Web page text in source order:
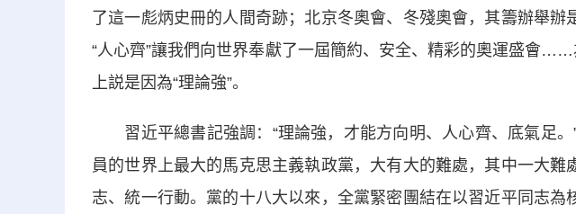
了這一彪炳史冊的人間奇跡；北京冬奧會、冬殘奧會，其籌辦舉
“人心齊”讓我們向世界奉獻了一屆簡約、安全、精彩的奧運盛會……
上説是因為“理論強”。
習近平總書記強調：“理論強，才能方向明、人心齊、底氣足。
員的世界上最大的馬克思主義執政黨，大有大的難處，其中一大難
志、統一行動。黨的十八大以來，全黨緊密團結在以習近平同志為